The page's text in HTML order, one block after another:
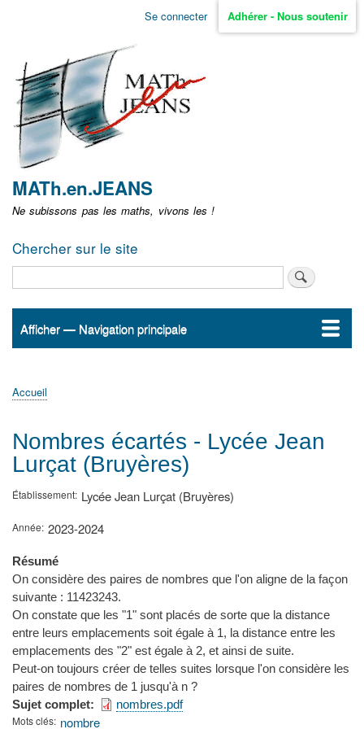
Aller
non
identifié
Se connecter Adhérer - Nous soutenir
MATh.en.JEANS
Ne subissons pas les maths, vivons les !
Chercher sur le site
Navigation
Afficher — Navigation principale
Accueil
ActualitésMATh.en.JEANS ?
Régions et Ateliers
Créer, gérer un atelier
Sujets/Publications
Congrès
d'Ariane
Accueil
Nombres écartés - Lycée Jean
Lurçat (Bruyères)
Établissement Lycée Jean Lurçat (Bruyères)
Année 2023-2024
Résumé
On considère des paires de nombres que l'on aligne de la façon
suivante : 11423243.
On constate que les "1" sont placés de sorte que la distance
entre leurs emplacements soit égale à 1, la distance entre les
emplacements des "2" est égale à 2, et ainsi de suite.
Peut-on toujours créer de telles suites lorsque l'on considère les
paires de nombres de 1 jusqu'à n ?
Sujet complet
nombres.pdf
Mots clés nombre